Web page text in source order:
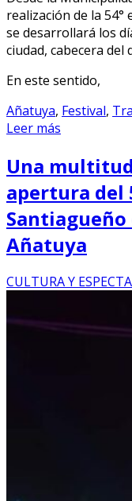
realización de la 54°
se desarrollará los
ciudad, cabecera
En este sentido,
Añatuya, Festival,
Leer más
Una
apertura del
Añatuya
CULTURA Y